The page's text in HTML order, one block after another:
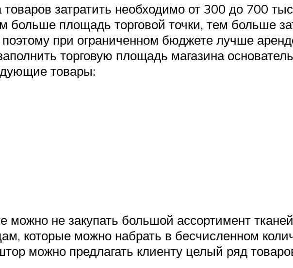
затратить необходимо от 300 до 700
площадь торговой точки, тем больше
поэтому при ограниченном бюджете лучше
торговую площадь магазина
товары:
можно не закупать большой ассортимент
которые можно набрать в бесчисленном
можно предлагать клиенту целый ряд